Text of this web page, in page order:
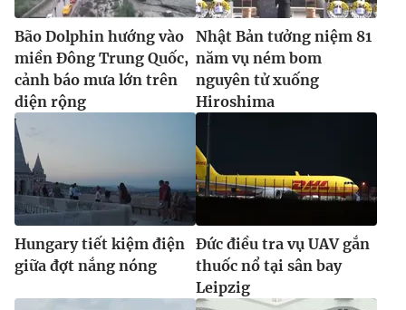
Bão Dolphin hướng vào
miền Đông Trung Quốc,
cảnh báo mưa lớn trên
diện rộng
Nhật Bản tưởng niệm 81
năm vụ ném bom
nguyên tử xuống
Hiroshima
Hungary tiết kiệm điện
giữa đợt nắng nóng
Đức điều tra vụ UAV gắn
thuốc nổ tại sân bay
Leipzig